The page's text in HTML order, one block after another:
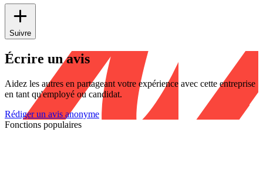
Suivre
Écrire un avis
Aidez les autres en partageant votre expérience avec cette entreprise
en tant qu'employé ou candidat.
Rédiger un avis anonyme
Fonctions populaires